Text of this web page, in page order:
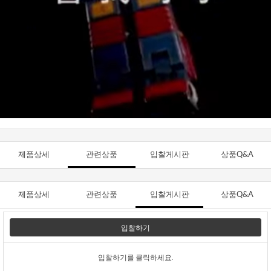
제품상세 관련상품 입찰게시판 상품Q&A
제품상세 관련상품 입찰게시판 상품Q&A
입찰하기
입찰하기를 클릭하세요.